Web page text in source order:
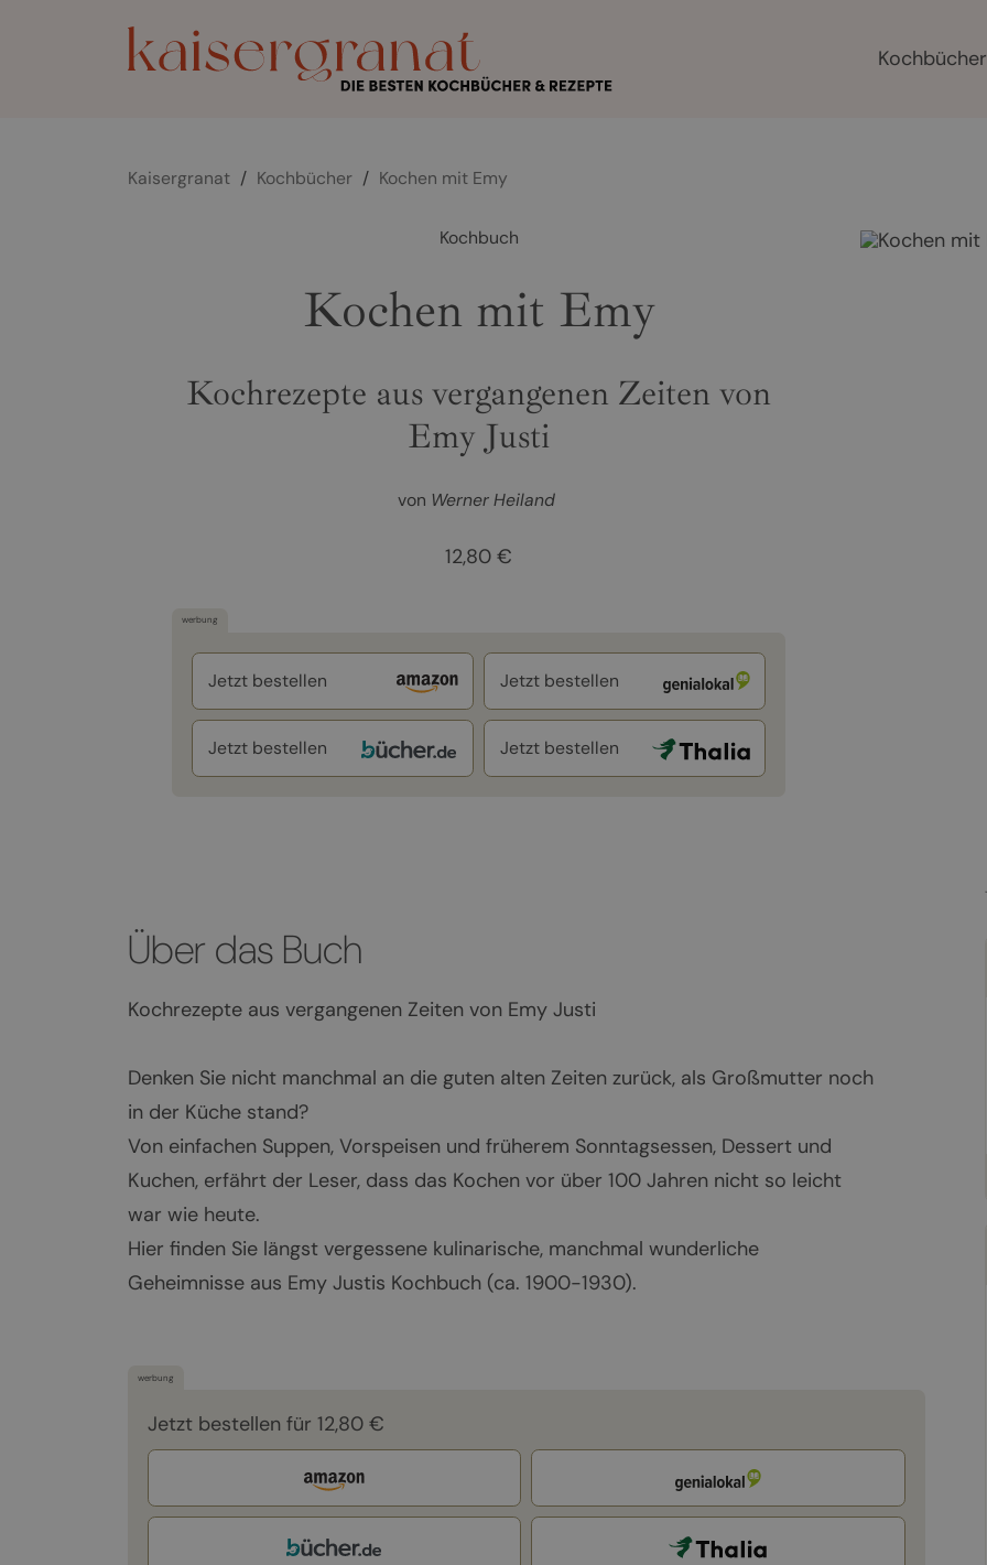
Kochbücher
Kaisergranat / Kochbücher / Kochen mit Emy
Kochbuch
Kochen mit Emy
Kochrezepte aus vergangenen Zeiten von
Emy Justi
von Werner Heiland
12,80 €
werbung
Jetzt bestellen Jetzt bestellen
Jetzt bestellen Jetzt bestellen
Über das Buch
Kochrezepte aus vergangenen Zeiten von Emy Justi
Denken Sie nicht manchmal an die guten alten Zeiten zurück, als Großmutter noch
in der Küche stand?
Von einfachen Suppen, Vorspeisen und früherem Sonntagsessen, Dessert und
Kuchen, erfährt der Leser, dass das Kochen vor über 100 Jahren nicht so leicht
war wie heute.
Hier finden Sie längst vergessene kulinarische, manchmal wunderliche
Geheimnisse aus Emy Justis Kochbuch (ca. 1900-1930).
werbung
Jetzt bestellen für 12,80 €